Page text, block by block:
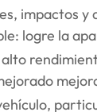
impactos y
logre la